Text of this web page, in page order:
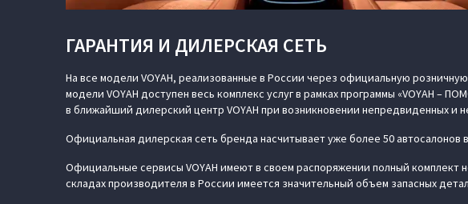
ГАРАНТИЯ И ДИЛЕРСКАЯ СЕТЬ
На все модели VOYAH, реализованные в России через официальную
модели VOYAH доступен весь комплекс услуг в рамках программы «VOYAH
в ближайший дилерский центр VOYAH при возникновении непредвиденных и
Официальная дилерская сеть бренда насчитывает уже более 50
Официальные сервисы VOYAH имеют в своем распоряжении полный
складах производителя в России имеется значительный объем запасных